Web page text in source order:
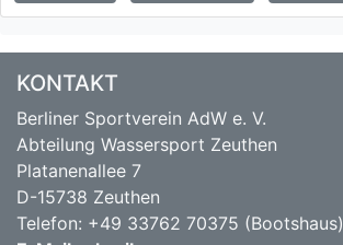
KONTAKT
Berliner Sportverein AdW e. V.
Abteilung Wassersport Zeuthen
Platanenallee 7
D-15738 Zeuthen
Telefon: +49 33762 70375 (Bootshaus)